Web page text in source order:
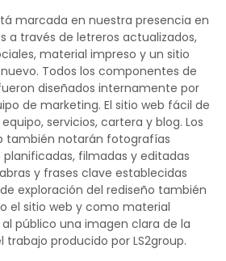
marcada en nuestra presencia en
a través de letreros actualizados,
material impreso y un sitio
Todos los componentes de
diseñados internamente por
de marketing. El sitio web fácil de
servicios, cartera y blog. Los
también notarán fotografías
filmadas y editadas
y frases clave establecidas
exploración del rediseño también
el sitio web y como material
público una imagen clara de la
producido por LS2group.